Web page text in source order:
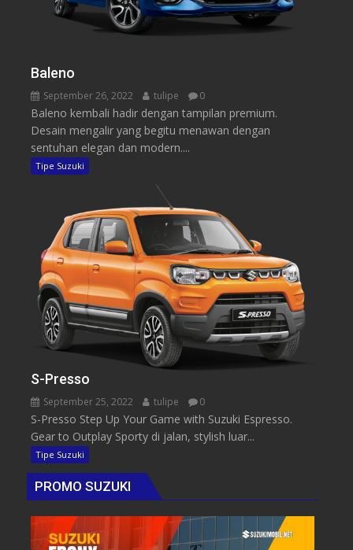
Baleno
September 26, 2022 tulipe 0
Baleno kembali hadir dengan tampilan premium.
Desain mengalir yang begitu menawan dengan
sentuhan elegan dan modern....
Tipe Suzuki
S-Presso
September 25, 2022 tulipe 0
S-Presso Step Up Your Game with Suzuki Espresso.
Gear to Outplay Sporty di jalan, stylish luar...
Tipe Suzuki
PROMO SUZUKI